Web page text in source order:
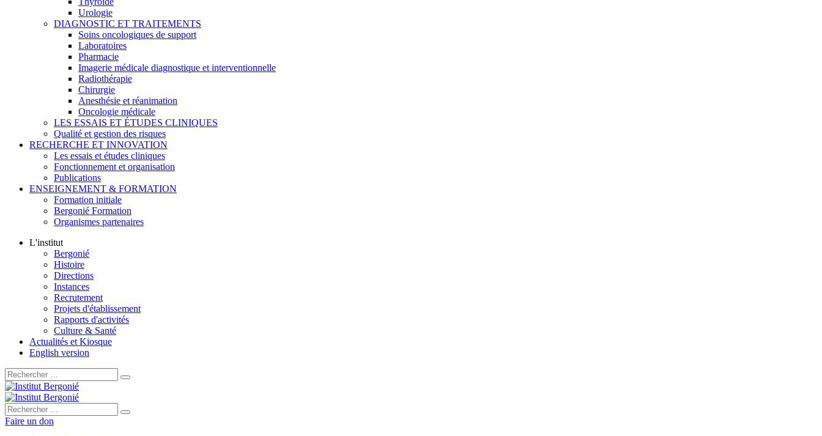
Urologie
DIAGNOSTIC ET TRAITEMENTS
Soins oncologiques de support
Laboratoires
Pharmacie
Imagerie médicale diagnostique et interventionnelle
Radiothérapie
Chirurgie
Anesthésie et réanimation
Oncologie médicale
LES ESSAIS ET ÉTUDES CLINIQUES
Qualité et gestion des risques
RECHERCHE ET INNOVATION
Les essais et études cliniques
Fonctionnement et organisation
Publications
ENSEIGNEMENT & FORMATION
Formation initiale
Bergonié Formation
Organismes partenaires
L'institut
Bergonié
Histoire
Directions
Instances
Recrutement
Projets d'établissement
Rapports d'activités
Culture & Santé
Actualités et Kiosque
English version
Rechercher :
Rechercher :
Faire un don